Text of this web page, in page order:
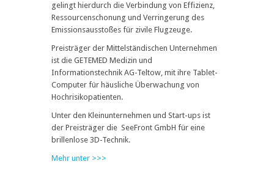
gelingt hierdurch die Verbindung von Effizienz,
Ressourcenschonung und Verringerung des
Emissionsausstoßes für zivile Flugzeuge.
Preisträger der Mittelständischen Unternehmen
ist die GETEMED Medizin und
Informationstechnik AG-Teltow, mit ihre Tablet-
Computer für häusliche Überwachung von
Hochrisikopatienten.
Unter den Kleinunternehmen und Start-ups ist
der Preisträger die SeeFront GmbH für eine
brillenlose 3D-Technik.
Mehr unter >>>